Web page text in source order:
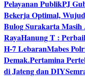
Pelayanan PublikPJ
Bekerja Optimal,
Bulog Surakarta
RayaHanung T :
H-7 LebaranMabes
Demak.Pertamina
di Jateng dan DIY